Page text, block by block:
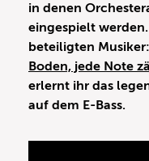
in denen
eingespielt
beteiligten Musiker:
Boden, jede Note
erlernt ihr das
auf dem E-Bass.